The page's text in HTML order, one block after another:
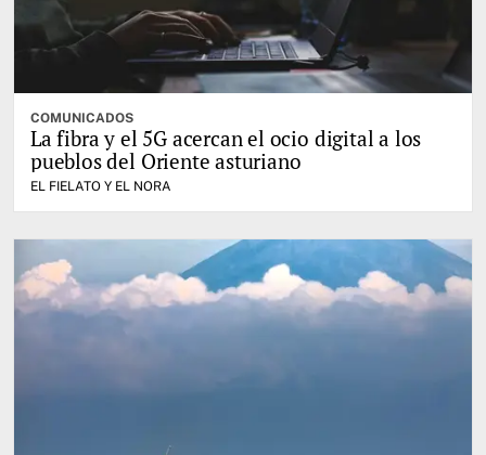
COMUNICADOS
La fibra y el 5G acercan el ocio digital a los
pueblos del Oriente asturiano
EL FIELATO Y EL NORA